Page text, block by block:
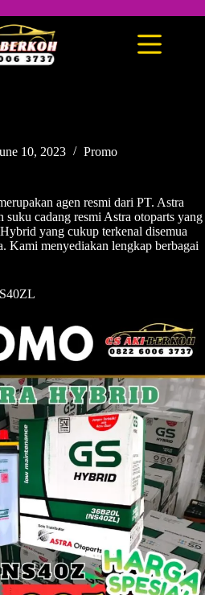
10, 2023 Promo
agen resmi dari PT. Astra
cadang resmi Astra otoparts yang
yang cukup terkenal disemua
Kami menyediakan lengkap berbagai